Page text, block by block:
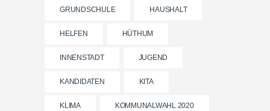
GRUNDSCHULE HAUSHALT
HELFEN HÜTHUM
INNENSTADT JUGEND
KANDIDATEN KITA
KLIMA KOMMUNALWAHL 2020